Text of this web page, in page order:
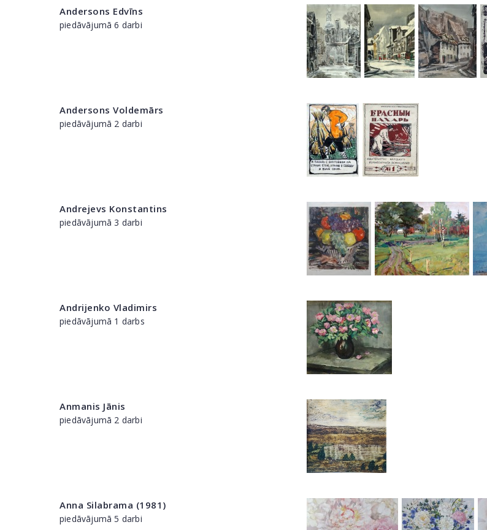
Andersons Edvīns
piedāvājumā 6 darbi
Andersons Voldemārs
piedāvājumā 2 darbi
Andrejevs Konstantins
piedāvājumā 3 darbi
Andrijenko Vladimirs
piedāvājumā 1 darbs
Anmanis Jānis
piedāvājumā 2 darbi
Anna Silabrama (1981)
piedāvājumā 5 darbi